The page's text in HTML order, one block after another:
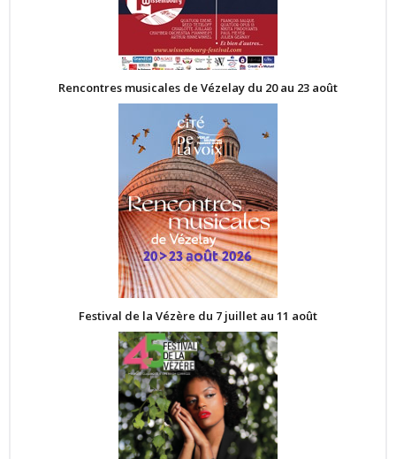
Rencontres musicales de Vézelay du 20 au 23 août
Festival de la Vézère du 7 juillet au 11 août